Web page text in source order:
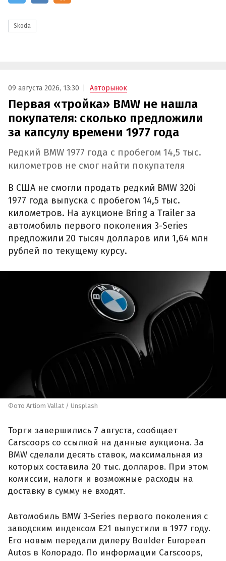
Skoda
09 августа 2026, 13:30 Авторынок
Первая «тройка» BMW не нашла
покупателя: сколько предложили
за капсулу времени 1977 года
Редкий BMW 1977 года с пробегом 14,5 тыс.
километров не смог найти покупателя
В США не смогли продать редкий BMW 320i
1977 года выпуска с пробегом 14,5 тыс.
километров. На аукционе Bring a Trailer за
автомобиль первого поколения 3-Series
предложили 20 тысяч долларов или 1,64 млн
рублей по текущему курсу.
Фото Artiom Vallat / Unsplash
Торги завершились 7 августа, сообщает
Carscoops со ссылкой на данные аукциона. За
BMW сделали десять ставок, максимальная из
которых составила 20 тыс. долларов. При этом
комиссии, налоги и возможные расходы на
доставку в сумму не входят.
Автомобиль BMW 3-Series первого поколения с
заводским индексом E21 выпустили в 1977 году.
Его новым передали дилеру Boulder European
Autos в Колорадо. По информации Carscoops,